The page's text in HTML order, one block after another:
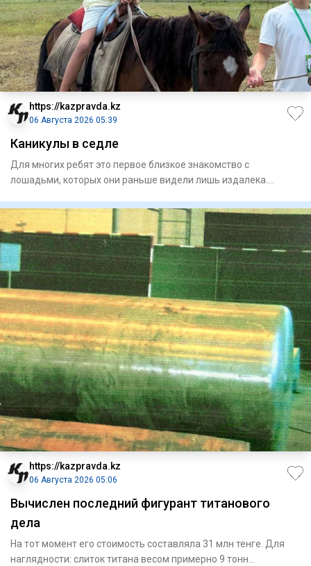
https://kazpravda.kz
06 Августа 2026 05:39
Каникулы в седле
Для многих ребят это первое близкое знакомство с
лошадьми, которых они раньше видели лишь издалека.
https://kazpravda.kz
06 Августа 2026 05:06
Вычислен последний фигурант титанового
дела
На тот момент его стоимость составляла 31 млн тенге. Для
наглядности: слиток титана весом примерно 9 тонн